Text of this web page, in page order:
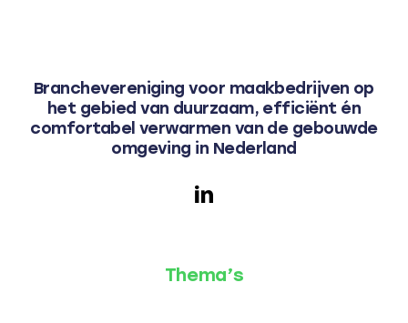
Branchevereniging voor maakbedrijven op
het gebied van duurzaam, efficiënt én
comfortabel verwarmen van de gebouwde
omgeving in Nederland
Thema’s